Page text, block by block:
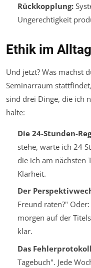
Rückkopplung:
Ungerechtigkeit
Ethik im
Und jetzt? Was machst
Seminarraum
sind drei Dinge, die ich
halte:
Die 24-Stunden-
stehe, warte ich 24
die ich am nächsten
Klarheit.
Der
Freund raten?"
morgen auf der
klar.
Das
Tagebuch". Jede